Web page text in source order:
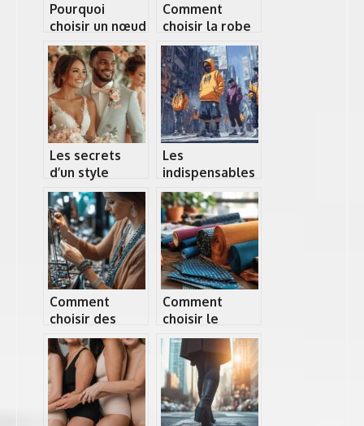
Pourquoi
choisir un nœud
papillon en
bois pour un
mariage éco-
responsable ?
Comment
choisir la robe
bohème en
dentelle idéale
pour chaque
occasion
Les secrets
d’un style
impeccable :
Les conseils
d’une styliste
pour votre
mariage
Les
indispensables
du streetwear
pour un look
urbain reussi
Comment
choisir des
colliers longs
pour sublimer
votre tenue
Comment
choisir le
meilleur
spécialiste du
tissu au mètre
pour vos
projets textiles